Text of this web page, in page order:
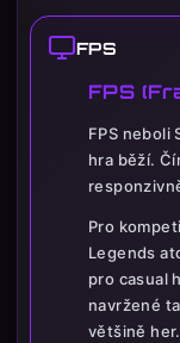
FPS
FPS
FPS neboli
hra běží.
Pro
Legends
pro casual
navržené
většině her.